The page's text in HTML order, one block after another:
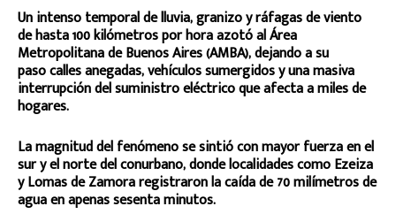
Un intenso temporal de lluvia, granizo y ráfagas de viento
de hasta 100 kilómetros por hora azotó al Área
Metropolitana de Buenos Aires (AMBA), dejando a su
paso calles anegadas, vehículos sumergidos y una masiva
interrupción del suministro eléctrico que afecta a miles de
hogares.
La magnitud del fenómeno se sintió con mayor fuerza en el
sur y el norte del conurbano, donde localidades como Ezeiza
y Lomas de Zamora registraron la caída de 70 milímetros de
agua en apenas sesenta minutos.